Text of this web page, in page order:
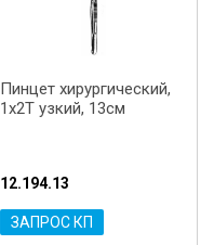
Пинцет хирургический,
1x2T узкий, 13см
12.194.13
ЗАПРОС КП